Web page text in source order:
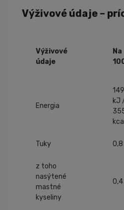
Výživové údaje –
Výživové
údaje
Na
Energia
kJ
kcal
Tuky 0,8
z toho
nasýtené
mastné
kyseliny
0,4